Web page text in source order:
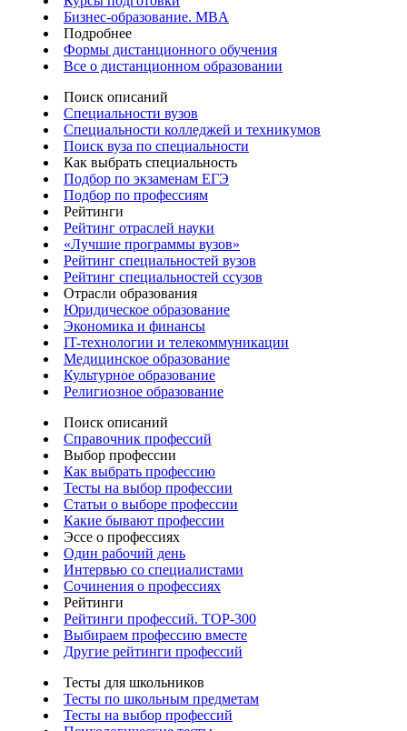
Бизнес-образование. MBA
Подробнее
Формы дистанционного обучения
Все о дистанционном образовании
Поиск описаний
Специальности вузов
Специальности колледжей и техникумов
Поиск вуза по специальности
Как выбрать специальность
Подбор по экзаменам ЕГЭ
Подбор по профессиям
Рейтинги
Рейтинг отраслей науки
«Лучшие программы вузов»
Рейтинг специальностей вузов
Рейтинг специальностей ссузов
Отрасли образования
Юридическое образование
Экономика и финансы
IT-технологии и телекоммуникации
Медицинское образование
Культурное образование
Религиозное образование
Поиск описаний
Справочник профессий
Выбор профессии
Как выбрать профессию
Тесты на выбор профессии
Статьи о выборе профессии
Какие бывают профессии
Эссе о профессиях
Один рабочий день
Интервью со специалистами
Сочинения о профессиях
Рейтинги
Рейтинги профессий. TOP-300
Выбираем профессию вместе
Другие рейтинги профессий
Тесты для школьников
Тесты по школьным предметам
Тесты на выбор профессий